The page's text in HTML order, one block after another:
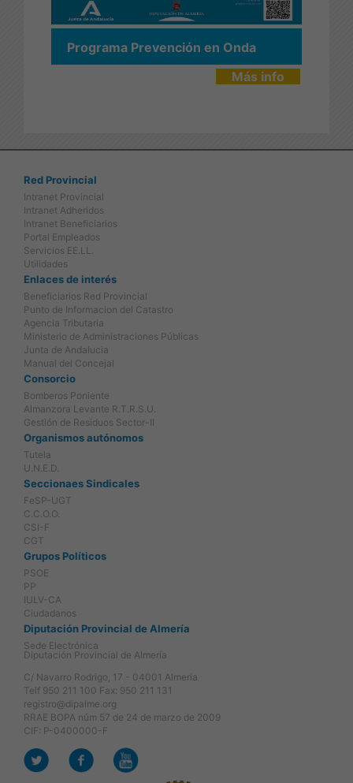
Programa Prevención en Onda
Más info
Red Provincial
Intranet Provincial
Intranet Adheridos
Intranet Beneficiarios
Portal Empleados
Servicios EE.LL.
Utilidades
Enlaces de interés
Beneficiarios Red Provincial
Punto de Informacion del Catastro
Agencia Tributaria
Ministerio de Administraciones Públicas
Junta de Andalucia
Manual del Concejal
Consorcio
Bomberos Poniente
Almanzora Levante R.T.R.S.U.
Gestión de Residuos Sector-II
Organismos autónomos
Tutela
U.N.E.D.
Seccionaes Sindicales
FeSP-UGT
C.C.O.O.
CSI-F
CGT
Grupos Políticos
PSOE
PP
IULV-CA
Ciudadanos
Diputación Provincial de Almería
Sede Electrónica
Diputación Provincial de Almería
C/ Navarro Rodrigo, 17 - 04001 Almería
Telf 950 211 100 Fax: 950 211 131
registro@dipalme.org
RRAE BOPA núm 57 de 24 de marzo de 2009
CIF: P-0400000-F